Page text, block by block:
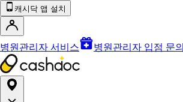
캐시닥 앱 설치
병원관리자 서비스 병원관리자 입점 문의